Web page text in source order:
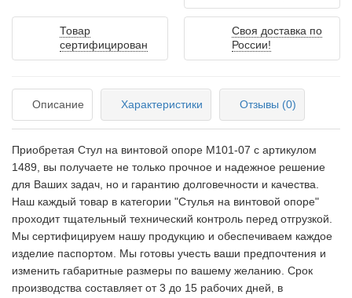
Товар
сертифицирован
Своя доставка по
России!
Описание Характеристики Отзывы (0)
Приобретая Стул на винтовой опоре М101-07 c артикулом
1489, вы получаете не только прочное и надежное решение
для Ваших задач, но и гарантию долговечности и качества.
Наш каждый товар в категории "Стулья на винтовой опоре"
проходит тщательный технический контроль перед отгрузкой.
Мы сертифицируем нашу продукцию и обеспечиваем каждое
изделие паспортом. Мы готовы учесть ваши предпочтения и
изменить габаритные размеры по вашему желанию. Срок
производства составляет от 3 до 15 рабочих дней, в